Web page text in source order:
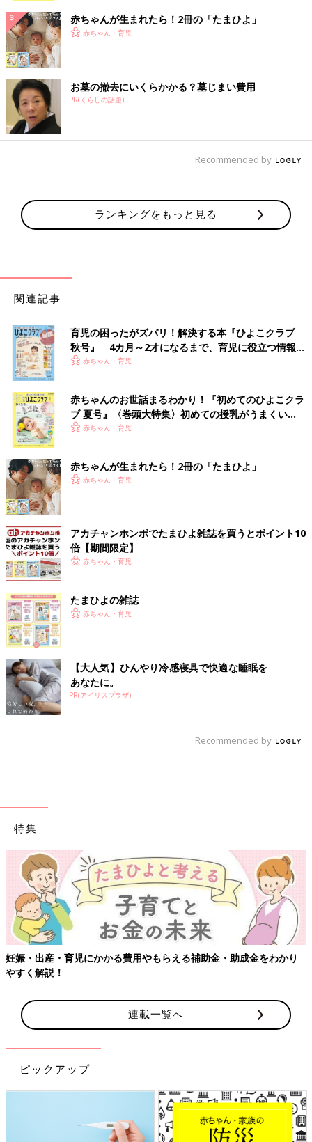
赤ちゃんが生まれたら！2冊の「たまひよ」
赤ちゃん・育児
お墓の撤去にいくらかかる？墓じまい費用
PR(くらしの話題)
Recommended by
ランキングをもっと見る
関連記事
育児の困ったがズバリ！解決する本『ひよこクラブ
秋号』 4カ月～2才になるまで、育児に役立つ情報が
いっぱい！
赤ちゃん・育児
赤ちゃんのお世話まるわかり！『初めてのひよこクラ
ブ 夏号』〈巻頭大特集〉初めての授乳がうまくい
く！ おっぱい・ミルクの基本と夏のトラブル 解決テ
赤ちゃん・育児
赤ちゃんが生まれたら！2冊の「たまひよ」
赤ちゃん・育児
アカチャンホンポでたまひよ雑誌を買うとポイント10
倍【期間限定】
赤ちゃん・育児
たまひよの雑誌
赤ちゃん・育児
【大人気】ひんやり冷感寝具で快適な睡眠を
あなたに。
PR(アイリスプラザ)
Recommended by
特集
妊娠・出産・育児にかかる費用やもらえる補助金・助成金をわかり
やすく解説！
連載一覧へ
ピックアップ